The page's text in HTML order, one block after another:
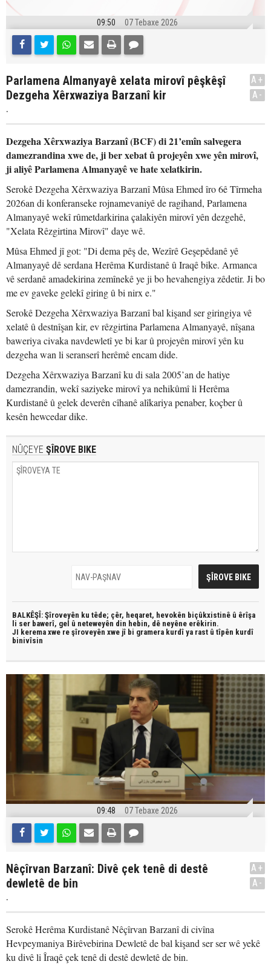
09:50 07 Tebaxe 2026
Parlamena Almanyayê xelata mirovî pêşkêşî
Dezgeha Xêrxwaziya Barzanî kir
.
A+
A-
Dezgeha Xêrxwaziya Barzanî (BCF) di 21’emîn salvegera
damezrandina xwe de, ji ber xebat û projeyên xwe yên mirovî,
ji aliyê Parlamena Almanyayê ve hate xelatkirin.
Serokê Dezgeha Xêrxwaziya Barzanî Mûsa Ehmed îro 6ê Tîrmeha
2026an di konferanseke rojnamevaniyê de ragihand, Parlamena
Almanyayê wekî rûmetdarkirina çalakiyên mirovî yên dezgehê,
"Xelata Rêzgirtina Mirovî" daye wê.
Mûsa Ehmed jî got: "Di dema pêş de, Wezîrê Geşepêdanê yê
Almanyayê dê serdana Herêma Kurdistanê û Iraqê bike. Armanca
vê serdanê amadekirina zemînekê ye ji bo hevahengiya zêdetir. Ji bo
me ev gaveke gelekî giring û bi nirx e."
Serokê Dezgeha Xêrxwaziya Barzanî bal kişand ser giringiya vê
xelatê û destnîşan kir, ev rêzgirtina Parlamena Almanyayê, nîşana
baweriya civaka navdewletî ye bi kar û projeyên mirovî yên ku
dezgeha wan li seranserî herêmê encam dide.
Dezgeha Xêrxwaziya Barzanî ku di sala 2005’an de hatiye
damezrandin, wekî saziyeke mirovî ya nehikûmî li Herêma
Kurdistanê û gelek deverên cîhanê alîkariya penaber, koçber û
kesên hewcedar dike.
NÛÇEYE ŞÎROVE BIKE
BALKÊŞÎ: Şîroveyên ku têde; çêr, heqaret, hevokên biçûkxistinê û êrîşa
li ser bawerî, gel û neteweyên din hebin, dê neyêne erêkirin.
JI kerema xwe re şîroveyên xwe jî bi gramera kurdî ya rast û tîpên kurdî
binivîsin
09:48 07 Tebaxe 2026
Nêçîrvan Barzanî: Divê çek tenê di destê
dewletê de bin
.
A+
A-
Serokê Herêma Kurdistanê Nêçîrvan Barzanî di civîna
Hevpeymaniya Birêvebirina Dewletê de bal kişand ser ser wê yekê
ku divê li Îraqê çek tenê di destê dewletê de bin.